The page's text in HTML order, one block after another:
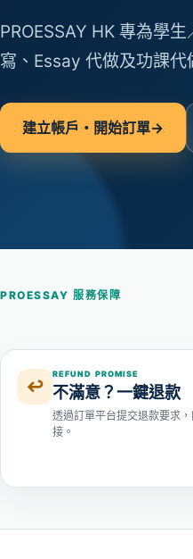
PROESSAY HK 專為學
寫、Essay 代做及功課代
建立帳戶・開始訂單→
PROESSAY 服務保障
↩
REFUND PROMISE
不滿意？一鍵退款
透過訂單平台提交退款要求
接。